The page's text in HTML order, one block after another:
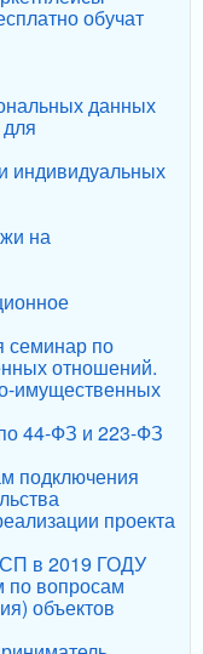
обучат
данных
индивидуальных
на
семинар по
отношений.
имущественных
44-ФЗ и 223-ФЗ
подключения
проекта
в 2019 ГОДУ
по вопросам
объектов